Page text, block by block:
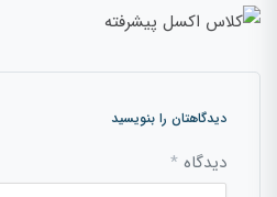
دیدگاهتان را بنویسید
دیدگاه *